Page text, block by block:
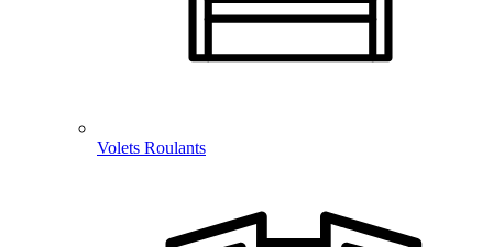
Volets Roulants